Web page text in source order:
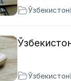
Ўзбекистон
Ўзбекистон